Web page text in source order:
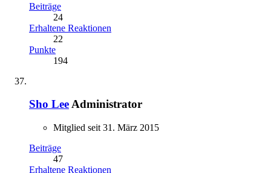
Beiträge
24
Erhaltene Reaktionen
22
Punkte
194
Sho LeeAdministrator
Mitglied seit 31. März 2015
Beiträge
47
Erhaltene Reaktionen